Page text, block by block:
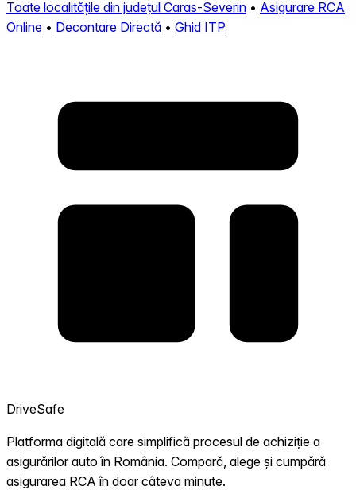
Toate localitățile din județul Caras-Severin • Asigurare RCA
Online • Decontare Directă • Ghid ITP
DriveSafe
Platforma digitală care simplifică procesul de achiziție a
asigurărilor auto în România. Compară, alege și cumpără
asigurarea RCA în doar câteva minute.